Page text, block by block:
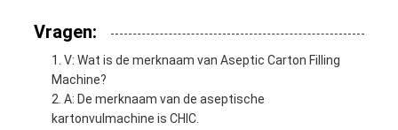
Vragen:
V: Wat is de merknaam van Aseptic Carton Filling
Machine?
A: De merknaam van de aseptische
kartonvulmachine is CHIC.